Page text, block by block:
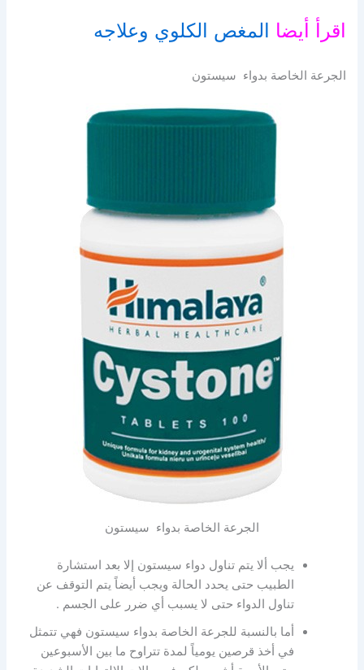
اقرأ أيضا المغص الكلوي وعلاجه
الجرعة الخاصة بدواء سيستون
الجرعة الخاصة بدواء سيستون
يجب ألا يتم تناول دواء سيستون إلا بعد استشارة
الطبيب حتى يحدد الحالة ويجب أيضاً يتم التوقف عن
تناول الدواء حتى لا يسبب أي ضرر على الجسم .
أما بالنسبة للجرعة الخاصة بدواء سيستون فهي تتمثل
في أخذ قرصين يومياً لمدة تتراوح ما بين الأسبوعين